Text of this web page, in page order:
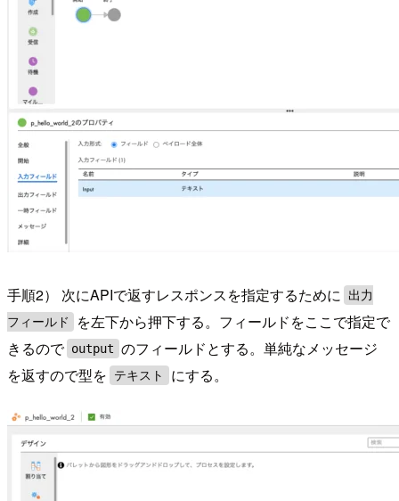
手順2） 次にAPIで返すレスポンスを指定するために
出力
フィールド
を左下から押下する。フィールドをここで指定で
きるので output のフィールドとする。単純なメッセージ
を返すので型を
テキスト にする。